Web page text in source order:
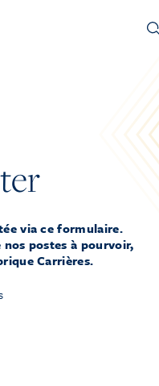
via ce formulaire.
postes à pourvoir,
Carrières.